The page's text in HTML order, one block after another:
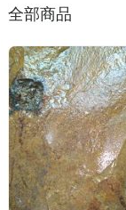
全部商品